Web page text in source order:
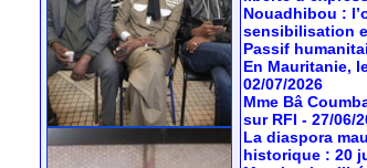
Nouadhibou :
sensibilisation
Passif
En Mauritanie,
02/07/2026
Mme Bâ
sur RFI - 27/06/
La diaspora
historique : 20